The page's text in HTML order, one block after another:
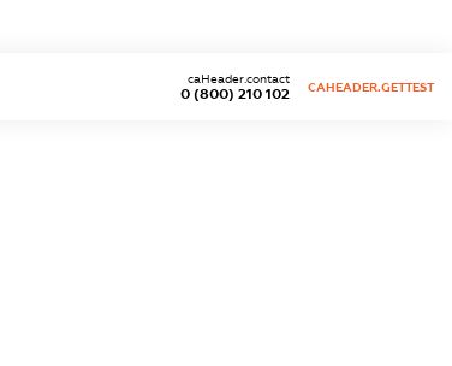
0 (800) 210 102
caHeader.contact
CAHEADER.GETTEST